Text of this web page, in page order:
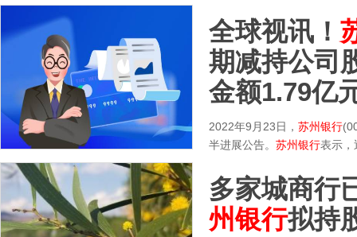
全球视讯！
期减持公司
金额1.79亿
2022年9月23日， 苏州银行
半进展公告。 苏州银行表示，
多家城商行
州银行拟持